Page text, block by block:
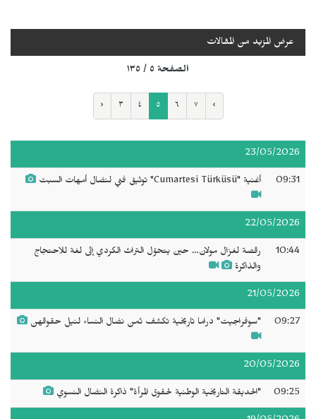
عرض المزيد من المقالات
الصفحة ٥ / ١٣٥
‹ ٣ ٤ ٥ ٦ ٧ ›
23/05/2026
09:31 أغنية "Cumartesi Türküsü" توثيق فني لنضال أمهات السبت
22/05/2026
10:44
رقصة لغزال مولان… حين يتحوّل التراث الكردي إلى لغة للاحتجاج
والذاكرة
21/05/2026
09:27 "سوفراجيت" دراما تاريخية تكشف ثمن نضال النساء لنيل حقوقهن
20/05/2026
09:25 "الحديقة التاريخية الوطنية لحقوق المرأة" ذاكرة النضال النسوي